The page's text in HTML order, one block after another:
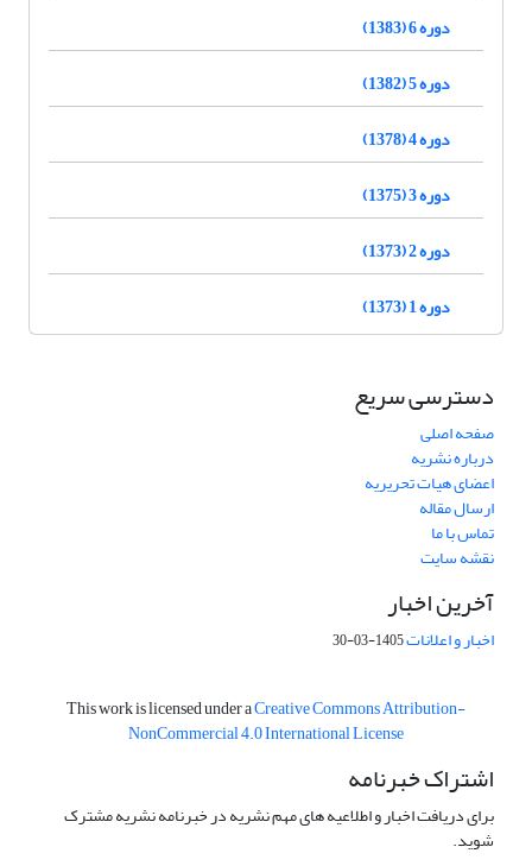
دوره 6 (1383)
دوره 5 (1382)
دوره 4 (1378)
دوره 3 (1375)
دوره 2 (1373)
دوره 1 (1373)
دسترسی سریع
صفحه اصلی
درباره نشریه
اعضای هیات تحریریه
ارسال مقاله
تماس با ما
نقشه سایت
آخرین اخبار
اخبار و اعلانات1405-03-30
This work is licensed under aCreative Commons Attribution-
NonCommercial 4.0 International License
اشتراک خبرنامه
برای دریافت اخبار و اطلاعیه های مهم نشریه در خبرنامه نشریه مشترک
شوید.